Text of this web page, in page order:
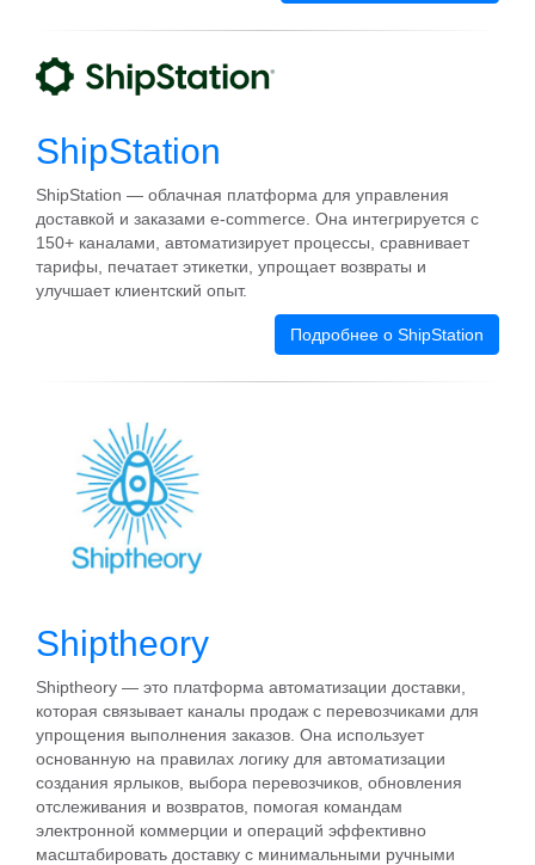
ShipStation
ShipStation — облачная платформа для управления
доставкой и заказами e‑commerce. Она интегрируется с
150+ каналами, автоматизирует процессы, сравнивает
тарифы, печатает этикетки, упрощает возвраты и
улучшает клиентский опыт.
Подробнее о ShipStation
Shiptheory
Shiptheory — это платформа автоматизации доставки,
которая связывает каналы продаж с перевозчиками для
упрощения выполнения заказов. Она использует
основанную на правилах логику для автоматизации
создания ярлыков, выбора перевозчиков, обновления
отслеживания и возвратов, помогая командам
электронной коммерции и операций эффективно
масштабировать доставку с минимальными ручными